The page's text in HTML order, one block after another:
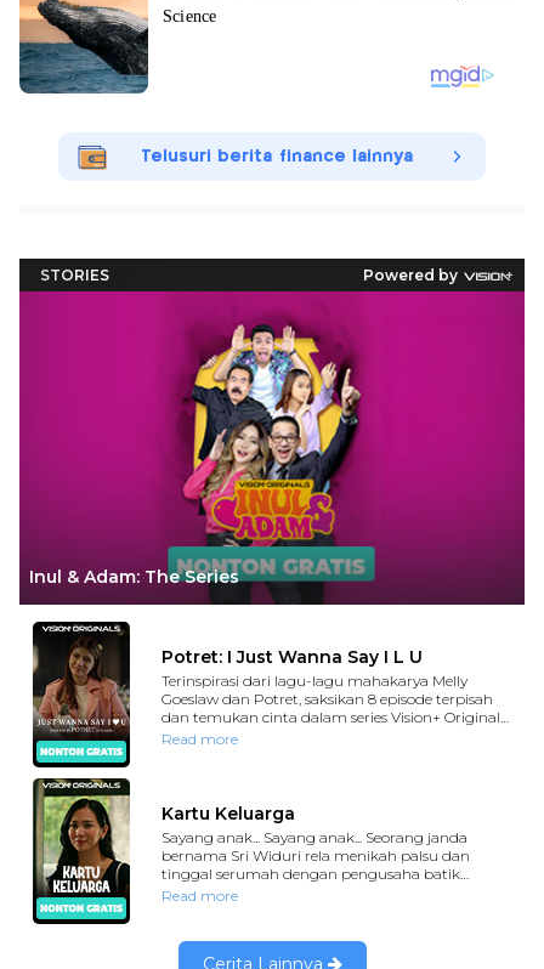
Telusuri berita finance lainnya